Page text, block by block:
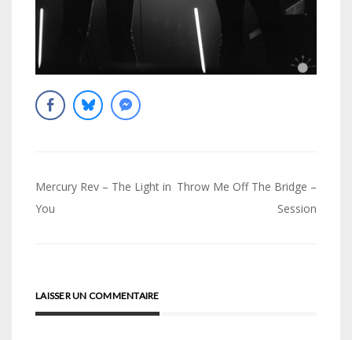
Navigation
de
Mercury Rev – The Light in
You
Throw Me Off The Bridge –
Session
LAISSER UN COMMENTAIRE